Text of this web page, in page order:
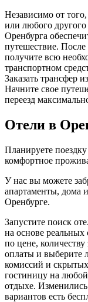
Независимо от
или любого другого
Оренбурга
путешествие.
получите всю
транспортном
Заказать трансфер
Начните свое
переезд
Отели в
Планируете
комфортное
У нас вы можете
апартаменты, дома
Оренбурге.
Запустите поиск
на основе реальных
по цене,
оплаты и выберите
комиссий и
гостиницу на
отдыхе.
вариантов есть